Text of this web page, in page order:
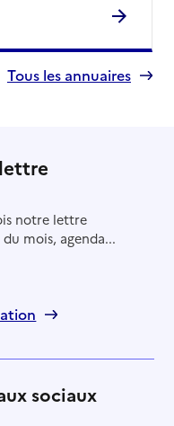
Tous les annuaires
notre lettre
mois, agenda...
sociaux